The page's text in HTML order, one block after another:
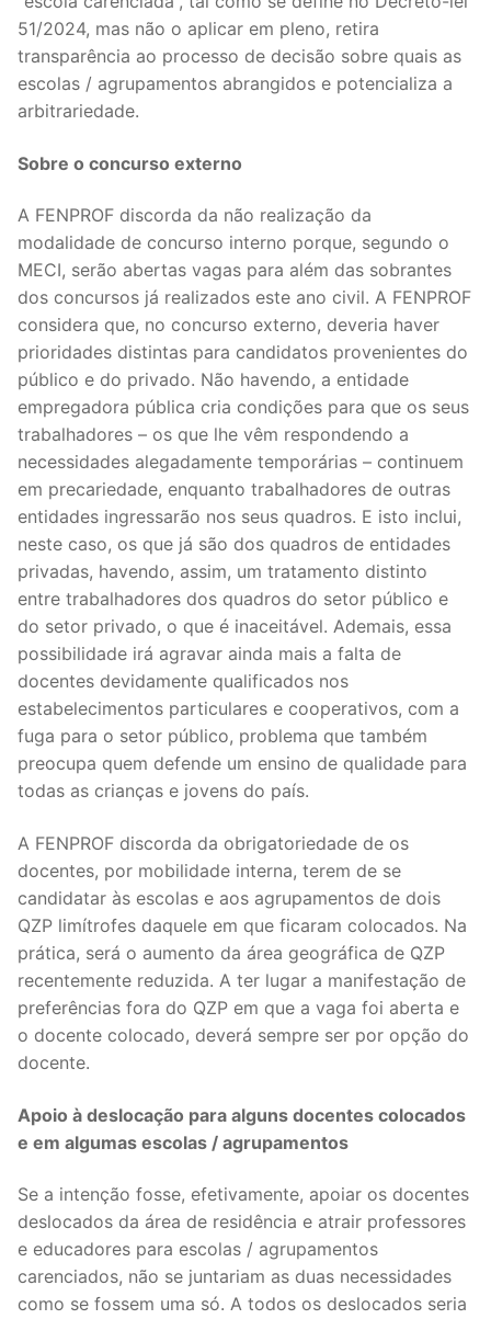
51/2024, mas não o aplicar em pleno, retira
transparência ao processo de decisão sobre quais as
escolas / agrupamentos abrangidos e potencializa a
arbitrariedade.
Sobre o concurso externo
A FENPROF discorda da não realização da
modalidade de concurso interno porque, segundo o
MECI, serão abertas vagas para além das sobrantes
dos concursos já realizados este ano civil. A FENPROF
considera que, no concurso externo, deveria haver
prioridades distintas para candidatos provenientes do
público e do privado. Não havendo, a entidade
empregadora pública cria condições para que os seus
trabalhadores – os que lhe vêm respondendo a
necessidades alegadamente temporárias – continuem
em precariedade, enquanto trabalhadores de outras
entidades ingressarão nos seus quadros. E isto inclui,
neste caso, os que já são dos quadros de entidades
privadas, havendo, assim, um tratamento distinto
entre trabalhadores dos quadros do setor público e
do setor privado, o que é inaceitável. Ademais, essa
possibilidade irá agravar ainda mais a falta de
docentes devidamente qualificados nos
estabelecimentos particulares e cooperativos, com a
fuga para o setor público, problema que também
preocupa quem defende um ensino de qualidade para
todas as crianças e jovens do país.
A FENPROF discorda da obrigatoriedade de os
docentes, por mobilidade interna, terem de se
candidatar às escolas e aos agrupamentos de dois
QZP limítrofes daquele em que ficaram colocados. Na
prática, será o aumento da área geográfica de QZP
recentemente reduzida. A ter lugar a manifestação de
preferências fora do QZP em que a vaga foi aberta e
o docente colocado, deverá sempre ser por opção do
docente.
Apoio à deslocação para alguns docentes colocados
e em algumas escolas / agrupamentos
Se a intenção fosse, efetivamente, apoiar os docentes
deslocados da área de residência e atrair professores
e educadores para escolas / agrupamentos
carenciados, não se juntariam as duas necessidades
como se fossem uma só. A todos os deslocados seria